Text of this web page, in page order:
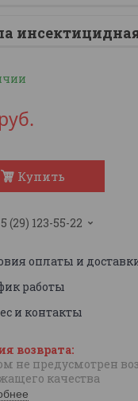
руб.
Купить
(29) 123-55-22
оплаты и
работы
и контакты
не предусмотрен
качества